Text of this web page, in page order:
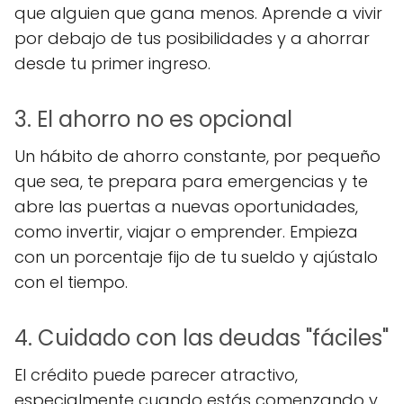
que alguien que gana menos. Aprende a vivir
por debajo de tus posibilidades y a ahorrar
desde tu primer ingreso.
3. El ahorro no es opcional
Un hábito de ahorro constante, por pequeño
que sea, te prepara para emergencias y te
abre las puertas a nuevas oportunidades,
como invertir, viajar o emprender. Empieza
con un porcentaje fijo de tu sueldo y ajústalo
con el tiempo.
4. Cuidado con las deudas "fáciles"
El crédito puede parecer atractivo,